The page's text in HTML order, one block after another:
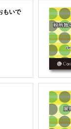
もいで
まとめて
まとめて